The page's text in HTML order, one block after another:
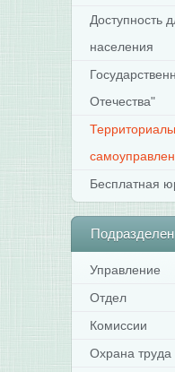
Доступность
населения
Отечества"
Бесплатная
Управление
Отдел
Комиссии
Охрана труда